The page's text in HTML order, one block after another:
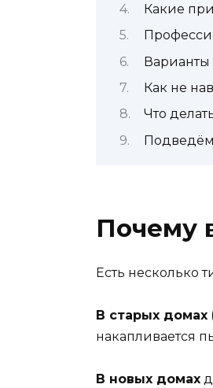
Какие
Как не
Что
Почему
Есть несколько
В старых домах
накапливается
В новых домах